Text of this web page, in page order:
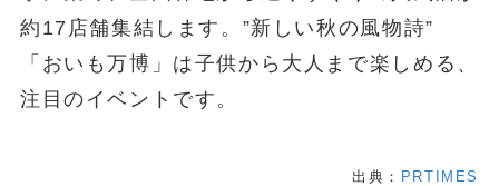
約17店舗集結します。”新しい秋の風物詩”
「おいも万博」は子供から大人まで楽しめる、
注目のイベントです。
出典： PRTIMES